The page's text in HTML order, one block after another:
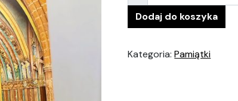
Dodaj do koszyka
Kategoria:Pamiątki